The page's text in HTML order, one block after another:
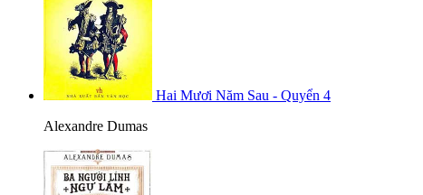
Hai Mươi Năm Sau - Quyển 4
Alexandre Dumas